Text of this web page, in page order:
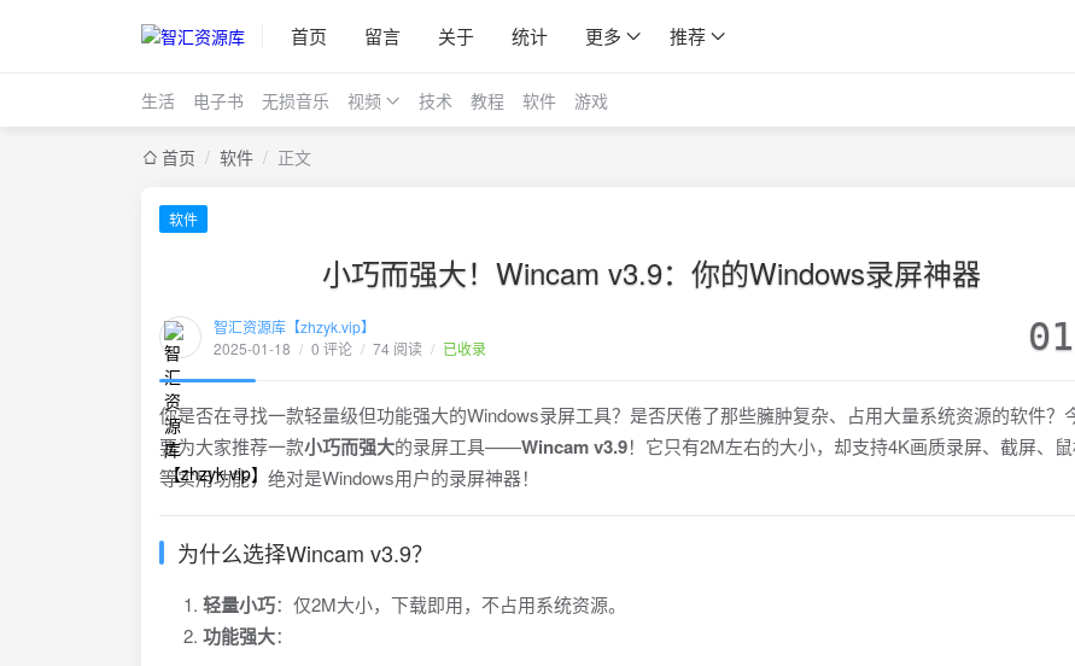
首页 留言 关于 统计 更多 推荐
生活 电子书 无损音乐 视频 技术 教程 软件 游戏
首页 / 软件 / 正文
软件
小巧而强大！Wincam v3.9：你的Windows录屏神器
智汇资源库【zhzyk.vip】
2025-01-18 / 0 评论 / 74 阅读 / 已收录
你是否在寻找一款轻量级但功能强大的Windows录屏工具？是否厌倦了那些臃肿复杂、占用大量系统资源的软件？
要为大家推荐一款小巧而强大的录屏工具——Wincam v3.9！它只有2M左右的大小，却支持4K画质录屏、截屏、
等实用功能，绝对是Windows用户的录屏神器！
为什么选择Wincam v3.9？
轻量小巧：仅2M大小，下载即用，不占用系统资源。
功能强大：